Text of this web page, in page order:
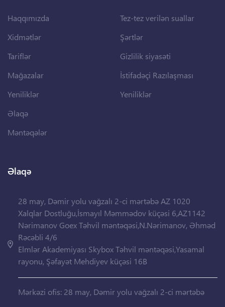
Haqqımızda
Xidmətlər
Tariflər
Mağazalar
Yeniliklər
Əlaqə
Məntəqələr
Tez-tez verilən suallar
Şərtlər
Gizlilik siyasəti
İstifadəçi Razılaşması
Yeniliklər
Əlaqə
28 may, Dəmir yolu vağzalı 2-ci mərtəbə AZ 1020
Xalqlar Dostluğu,İsmayıl Məmmədov küçəsi 6,AZ1142
Nərimanov Goex Təhvil məntəqəsi,N.Nərimanov, Əhməd
Rəcəbli 4/6
Elmlər Akademiyası Skybox Təhvil məntəqəsi,Yasamal
rayonu, Şəfayət Mehdiyev küçəsi 16B
Mərkəzi ofis: 28 may, Dəmir yolu vağzalı 2-ci mərtəbə